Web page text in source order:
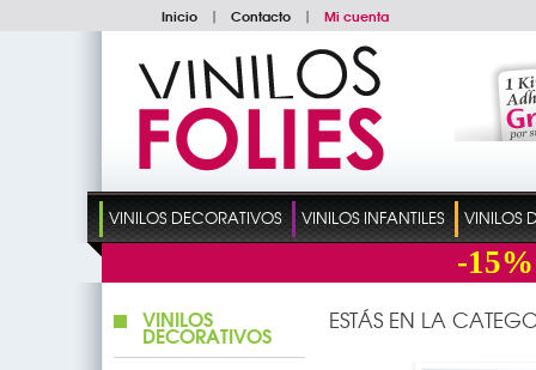
Inicio | Contacto | Mi cuenta
VINILOS DECORATIVOS VINILOS INFANTILES VINILOS
-15%
VINILOS
DECORATIVOS
ESTÁS EN LA